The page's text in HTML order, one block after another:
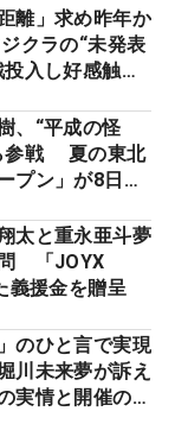
離」求め昨年か
クラの“未発表
入し好感触
、“平成の怪
参戦 夏の東北
プン」が8日開
太と重永亜斗夢
「JOYX
義援金を贈呈
のひと言で実現
川未来夢が訴え
実情と開催の舞